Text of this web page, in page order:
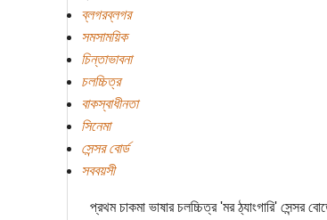
ব্লগরব্লগর
সমসাময়িক
চিন্তাভাবনা
চলচ্চিত্র
বাকস্বাধীনতা
সিনেমা
সেন্সর বোর্ড
সববয়সী
প্রথম চাকমা ভাষার চলচ্চিত্র 'মর ঠ্যাংগারি'